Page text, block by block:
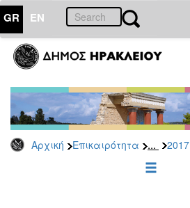
GR EN
Αρχική Επικαιρότητα ... 2017
ΕΠΙΚΑΙΡΟΤΗΤΑ
Τύπου
Αρχείο
2026
2025